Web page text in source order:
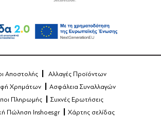
Αποστολής
Αλλαγές Προϊόντων
Χρημάτων
Ασφάλεια Συναλλαγών
Πληρωμής
Συχνές Ερωτήσεις
Πώληση Inshoes.gr
Χάρτης σελίδας